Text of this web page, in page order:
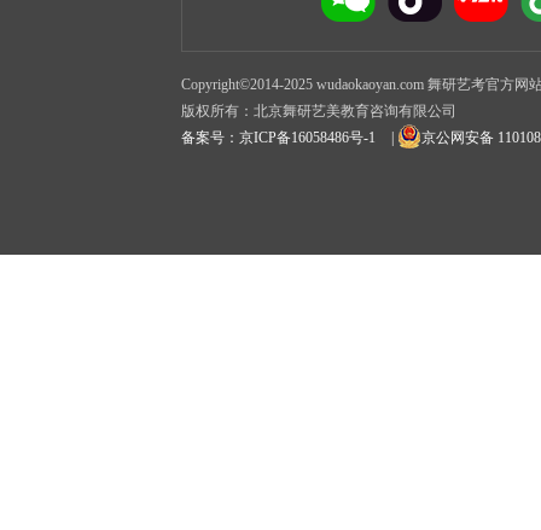
Copyright©2014-2025 wudaokaoyan.com 舞研艺考官方网
版权所有：北京舞研艺美教育咨询有限公司
备案号：京ICP备16058486号-1
京公网安备